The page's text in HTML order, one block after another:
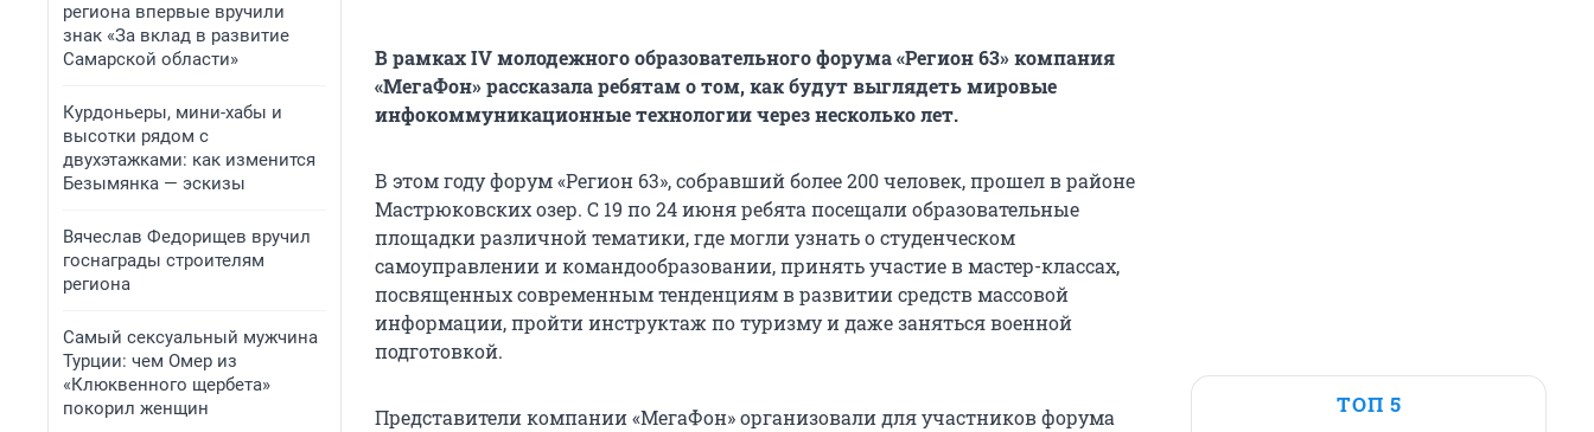
региона впервые вручили
знак «За вклад в развитие
Самарской области»
Курдоньеры, мини-хабы и
высотки рядом с
двухэтажками: как изменится
Безымянка — эскизы
Вячеслав Федорищев вручил
госнаграды строителям
региона
Самый сексуальный мужчина
Турции: чем Омер из
«Клюквенного щербета»
покорил женщин
В рамках IV молодежного образовательного форума «Регион 63» компания
«МегаФон» рассказала ребятам о том, как будут выглядеть мировые
инфокоммуникационные технологии через несколько лет.
В этом году форум «Регион 63», собравший более 200 человек, прошел в районе
Мастрюковских озер. С 19 по 24 июня ребята посещали образовательные
площадки различной тематики, где могли узнать о студенческом
самоуправлении и командообразовании, принять участие в мастер-классах,
посвященных современным тенденциям в развитии средств массовой
информации, пройти инструктаж по туризму и даже заняться военной
подготовкой.
Представители компании «МегаФон» организовали для участников форума
ТОП 5